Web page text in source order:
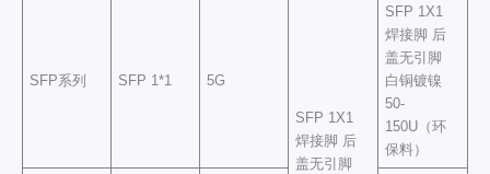
SFP系列 SFP 1*1 5G
SFP 1X1
焊接脚 后
盖无引脚
SFP 1X1
焊接脚 后
盖无引脚
白铜镀镍
50-
150U（环
保料）